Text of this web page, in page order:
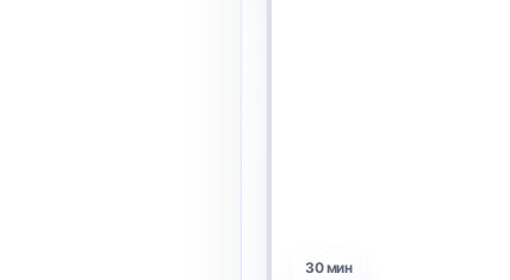
30 мин